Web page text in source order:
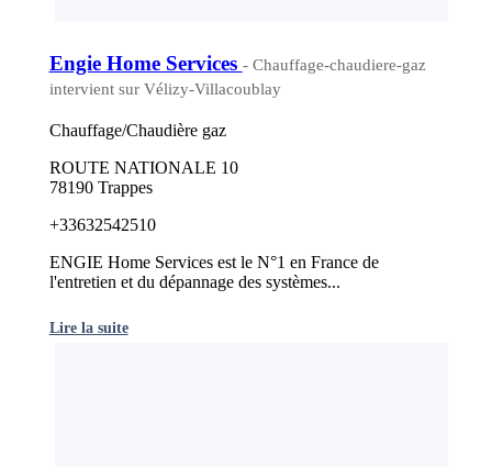
Engie Home Services - Chauffage-chaudiere-gaz
intervient sur Vélizy-Villacoublay
Chauffage/Chaudière gaz
ROUTE NATIONALE 10
78190 Trappes
+33632542510
ENGIE Home Services est le N°1 en France de
l'entretien et du dépannage des systèmes...
Lire la suite